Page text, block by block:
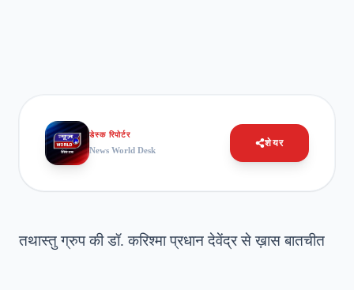
डेस्क रिपोर्टर
News World Desk
शेयर
तथास्तु ग्रुप की डॉ. करिश्मा प्रधान देवेंद्र से ख़ास बातचीत